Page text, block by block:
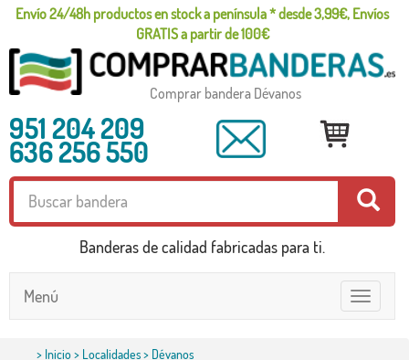
Envío 24/48h productos en stock a península * desde 3,99€, Envíos
GRATIS a partir de 100€
Comprar bandera Dévanos
951 204 209
636 256 550
Banderas de calidad fabricadas para ti.
Toggle
navigation
Menú
> Inicio> Localidades> Dévanos